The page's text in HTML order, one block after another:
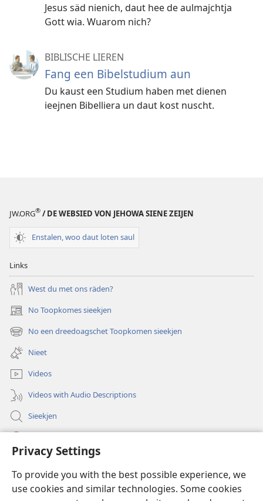
Privacy Settings
To provide you with the best possible experience, we
use cookies and similar technologies. Some cookies
Jesus säd nienich, daut hee de aulmajchtja
Gott wia. Wuarom nich?
BIBLISCHE LIEREN
Fang een Bibelstudium aun
Du kaust een Studium haben met dienen
ieejnen Bibelliera un daut kost nuscht.
JW.ORG® / DE WEBSIED VON JEHOWA SIENE ZEIJEN
Enstalen, woo daut loten saul
Links
West du met ons räden?
No Toopkomes sieekjen
(opens
new
window)
No een dreedoagschet Toopkomen sieekjen
(opens
new
window)
Nieet
Videos
Videos with Audio Descriptions
Sieekjen
(opens
window)